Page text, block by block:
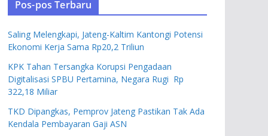
Pos-pos Terbaru
Saling Melengkapi, Jateng-Kaltim Kantongi Potensi
Ekonomi Kerja Sama Rp20,2 Triliun
KPK Tahan Tersangka Korupsi Pengadaan
Digitalisasi SPBU Pertamina, Negara Rugi Rp
322,18 Miliar
TKD Dipangkas, Pemprov Jateng Pastikan Tak Ada
Kendala Pembayaran Gaji ASN